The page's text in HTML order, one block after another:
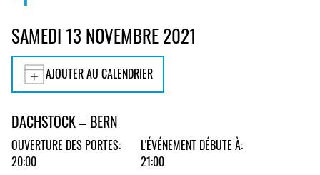
SAMEDI 13 NOVEMBRE 2021
AJOUTER AU CALENDRIER
DACHSTOCK – BERN
OUVERTURE DES PORTES:
20:00
L'ÉVÉNEMENT DÉBUTE À:
21:00